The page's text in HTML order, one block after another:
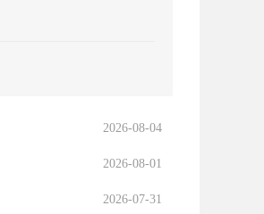
2026-08-04
2026-08-01
2026-07-31